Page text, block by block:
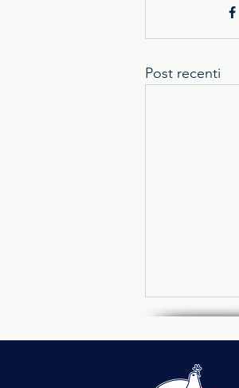
Post recenti